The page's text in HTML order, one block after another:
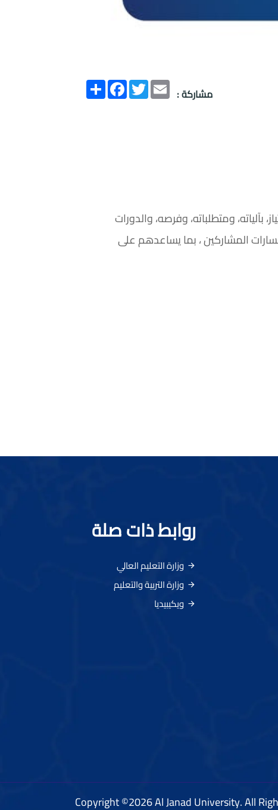
مشاركة : انشر
FacebookTwitter Email
ومتطلباته، وفرصه، والدورات
المشاركين ، بما يساعدهم على
روابط ذات صلة
وزارة التعليم العالي
وزارة التربية والتعليم
ويكيبيديا
Copyright ©2026 Al Janad University. All